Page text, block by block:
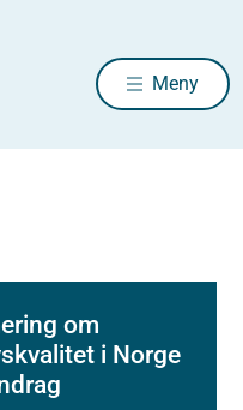
Meny
om
i Norge